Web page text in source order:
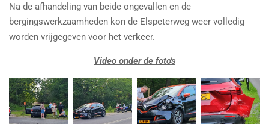
Na de afhandeling van beide ongevallen en de
bergingswerkzaamheden kon de Elspeterweg weer volledig
worden vrijgegeven voor het verkeer.
Video onder de foto's